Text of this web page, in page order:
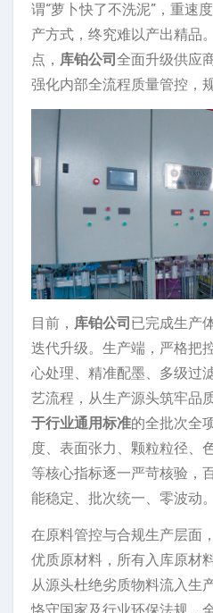
谓“萝卜快了不洗泥”，重速
产方式，终究难以产出精品
点， 库铂公司 全面升级供应
强化内部全流程质量管控，
目前， 库铂公司 已完成生产
迭代升级。生产端，严格把
心处理、精准配墨、多级过
艺流程，从生产源头筑牢品
于行业通用标准的全批次全
度、表面张力、颗粒粒径、
等核心指标逐一严苛核验，
能稳定、批次统一、零波动。
在原料管控与合规生产层面，
优质原材料，所有入库原材
从源头杜绝劣质物料流入生